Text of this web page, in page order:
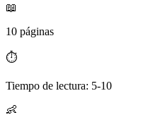
📖
10 páginas
⏱️
Tiempo de lectura: 5-10
👶